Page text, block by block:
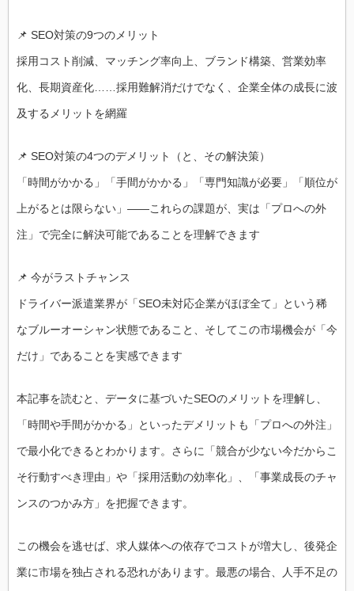
📌 SEO対策の9つのメリット
採用コスト削減、マッチング率向上、ブランド構築、営業効率
化、長期資産化……採用難解消だけでなく、企業全体の成長に波
及するメリットを網羅
📌 SEO対策の4つのデメリット（と、その解決策）
「時間がかかる」「手間がかかる」「専門知識が必要」「順位が
上がるとは限らない」——これらの課題が、実は「プロへの外
注」で完全に解決可能であることを理解できます
📌 今がラストチャンス
ドライバー派遣業界が「SEO未対応企業がほぼ全て」という稀
なブルーオーシャン状態であること、そしてこの市場機会が「今
だけ」であることを実感できます
本記事を読むと、データに基づいたSEOのメリットを理解し、
「時間や手間がかかる」といったデメリットも「プロへの外注」
で最小化できるとわかります。さらに「競合が少ない今だからこ
そ行動すべき理由」や「採用活動の効率化」、「事業成長のチャ
ンスのつかみ方」を把握できます。
この機会を逃せば、求人媒体への依存でコストが増大し、後発企
業に市場を独占される恐れがあります。最悪の場合、人手不足の